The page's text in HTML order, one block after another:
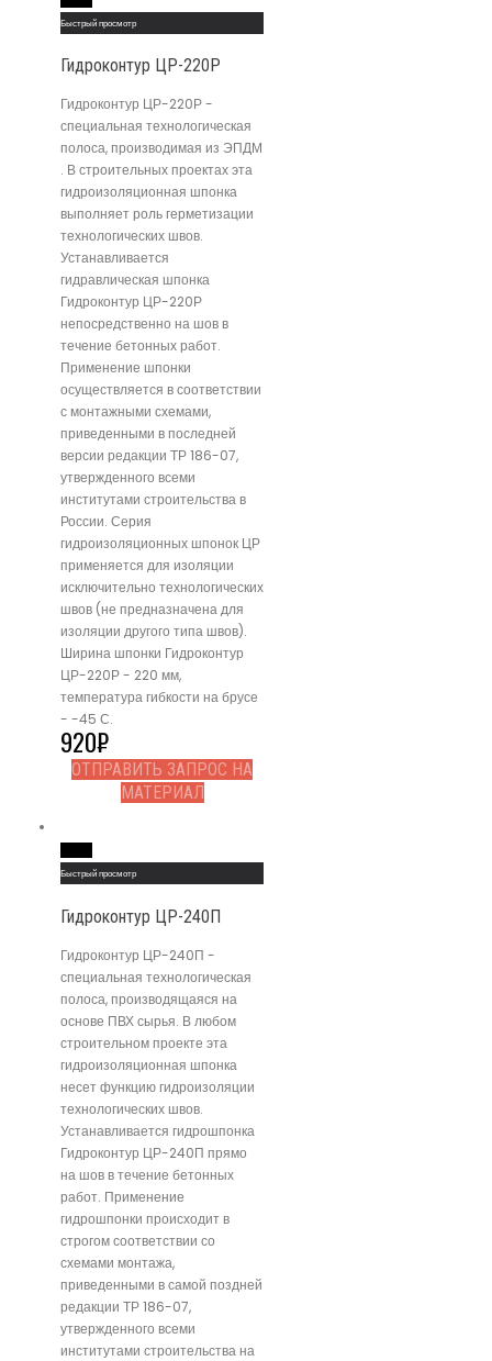
Быстрый просмотр
Гидроконтур ЦР-220Р
Гидроконтур ЦР-220Р -
специальная технологическая
полоса, производимая из ЭПДМ
. В строительных проектах эта
гидроизоляционная шпонка
выполняет роль герметизации
технологических швов.
Устанавливается
гидравлическая шпонка
Гидроконтур ЦР-220Р
непосредственно на шов в
течение бетонных работ.
Применение шпонки
осуществляется в соответствии
с монтажными схемами,
приведенными в последней
версии редакции ТР 186-07,
утвержденного всеми
институтами строительства в
России. Серия
гидроизоляционных шпонок ЦР
применяется для изоляции
исключительно технологических
швов (не предназначена для
изоляции другого типа швов).
Ширина шпонки Гидроконтур
ЦР-220Р - 220 мм,
температура гибкости на брусе
- -45 С.
920₽
ОТПРАВИТЬ ЗАПРОС НА
МАТЕРИАЛ
Быстрый просмотр
Гидроконтур ЦР-240П
Гидроконтур ЦР-240П -
специальная технологическая
полоса, производящаяся на
основе ПВХ сырья. В любом
строительном проекте эта
гидроизоляционная шпонка
несет функцию гидроизоляции
технологических швов.
Устанавливается гидрошпонка
Гидроконтур ЦР-240П прямо
на шов в течение бетонных
работ. Применение
гидрошпонки происходит в
строгом соответствии со
схемами монтажа,
приведенными в самой поздней
редакции ТР 186-07,
утвержденного всеми
институтами строительства на